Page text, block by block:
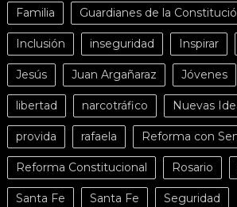
Familia Guardianes de la
Inclusión inseguridad Inspirar
Jesús Juan Argañaraz Jóvenes
libertad narcotráfico Nuevas
provida rafaela Reforma con
Reforma Constitucional Rosario
Santa Fe Santa Fe Seguridad